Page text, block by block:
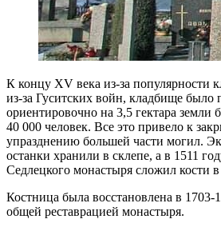
К концу XV века из-за популярности
из-за Гуситских войн, кладбище
ориентировочно на 3,5 гектара земли
40 000 человек. Все это привело к
упразднению большей части могил.
останки хранили в склепе, а в 1511
Седлецкого монастыря сложил кости
Костница была восстановлена в 1703-
общей реставрацией монастыря.